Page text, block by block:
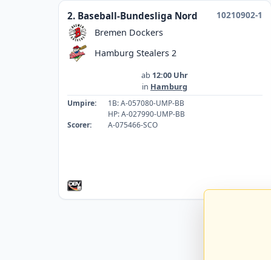
2. Baseball-Bundesliga Nord
10210902-1
Bremen Dockers
Hamburg Stealers 2
ab 12:00 Uhr
in Hamburg
Umpire:
1B: A-057080-UMP-BB
HP: A-027990-UMP-BB
Scorer:
A-075466-SCO